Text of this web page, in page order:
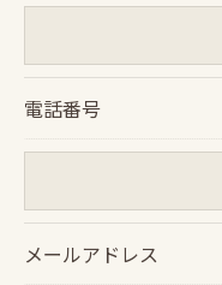
＜個人情報を与え
予めご了承ください。
いて＞
当社では、お客様
電話番号
メールアドレス